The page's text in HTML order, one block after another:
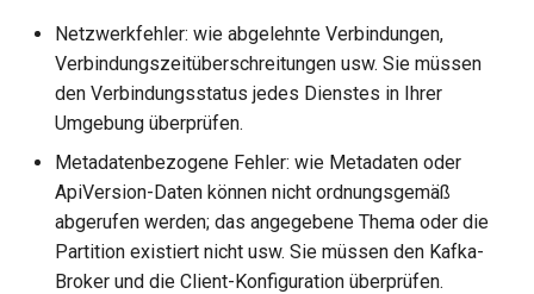
Netzwerkfehler: wie abgelehnte Verbindungen,
Verbindungszeitüberschreitungen usw. Sie müssen
den Verbindungsstatus jedes Dienstes in Ihrer
Umgebung überprüfen.
Metadatenbezogene Fehler: wie Metadaten oder
ApiVersion-Daten können nicht ordnungsgemäß
abgerufen werden; das angegebene Thema oder die
Partition existiert nicht usw. Sie müssen den Kafka-
Broker und die Client-Konfiguration überprüfen.